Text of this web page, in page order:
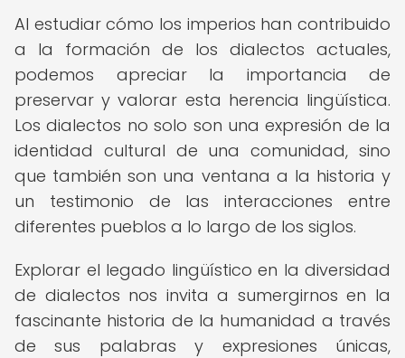
Al estudiar cómo los imperios han contribuido
a la formación de los dialectos actuales,
podemos apreciar la importancia de
preservar y valorar esta herencia lingüística.
Los dialectos no solo son una expresión de la
identidad cultural de una comunidad, sino
que también son una ventana a la historia y
un testimonio de las interacciones entre
diferentes pueblos a lo largo de los siglos.
Explorar el legado lingüístico en la diversidad
de dialectos nos invita a sumergirnos en la
fascinante historia de la humanidad a través
de sus palabras y expresiones únicas,